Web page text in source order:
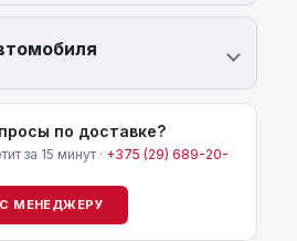
по доставке?
за 15 минут · +375 (29) 689-20-
МЕНЕДЖЕРУ